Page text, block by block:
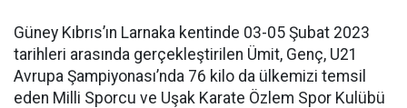
Güney Kıbrıs’ın Larnaka kentinde 03-05 Şubat 2023
tarihleri arasında gerçekleştirilen Ümit, Genç, U21
Avrupa Şampiyonası’nda 76 kilo da ülkemizi temsil
eden Milli Sporcu ve Uşak Karate Özlem Spor Kulübü